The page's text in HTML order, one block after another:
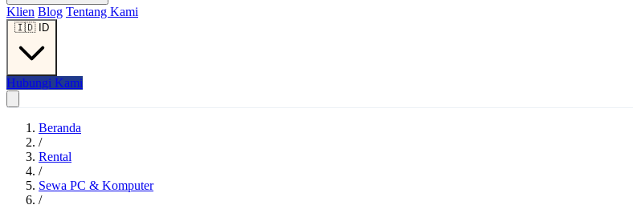
Klien Blog Tentang Kami
🇮🇩 ID
Hubungi Kami
Beranda
/
Rental
/
Sewa PC & Komputer
/